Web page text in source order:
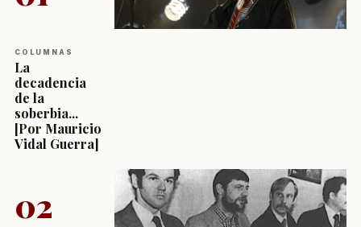
COLUMNAS
La
decadencia
de la
soberbia...
[Por Mauricio
Vidal Guerra]
02